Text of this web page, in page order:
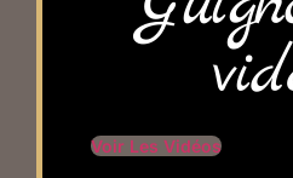
Voir Les Vidéos